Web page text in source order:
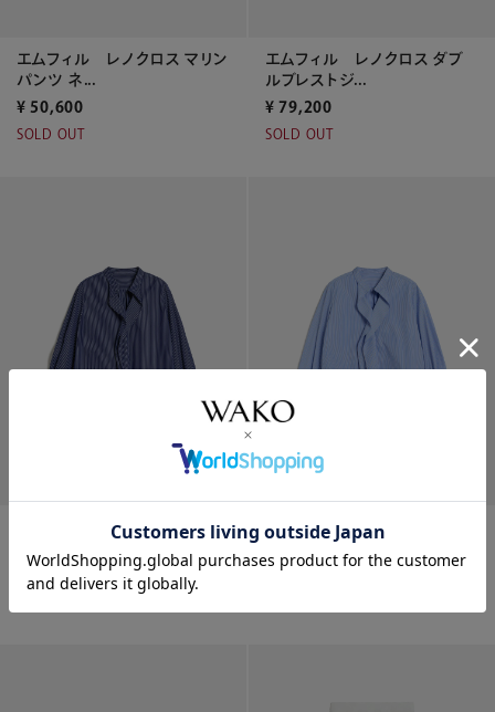
エムフィル レノクロス マリン
パンツ ネ...
¥ 50,600
SOLD OUT
エムフィル レノクロス ダブ
ルブレストジ...
¥ 79,200
SOLD OUT
エムフィル T/Cストライプシ
48,400
エムフィル T/Cストライプシ
48,400